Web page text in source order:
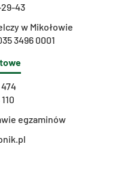
43
w Mikołowie
3496 0001
egzaminów